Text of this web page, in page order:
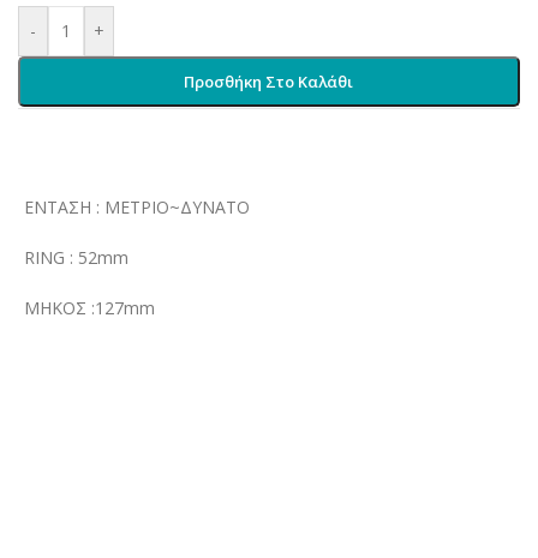
- +
Προσθήκη Στο Καλάθι
ΕΝΤΑΣΗ : ΜΕΤΡΙΟ~ΔΥΝΑΤΟ
RING : 52mm
ΜΗΚΟΣ :127mm